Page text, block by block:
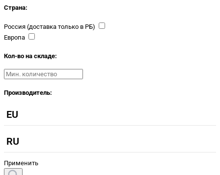
Страна:
Россия (доставка только в РБ)
Европа
Кол-во на складе:
Производитель:
EU
RU
Применить